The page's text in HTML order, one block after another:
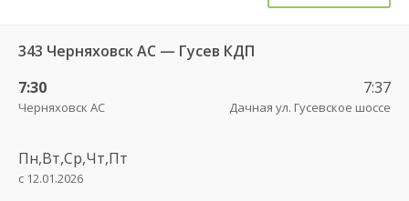
343 Черняховск АС — Гусев КДП
7:30
Черняховск АС
7:37
Дачная ул. Гусевское шоссе
Пн,Вт,Ср,Чт,Пт
с 12.01.2026